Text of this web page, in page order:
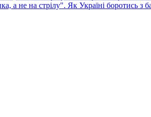
а не на стрілу". Як Україні боротись з